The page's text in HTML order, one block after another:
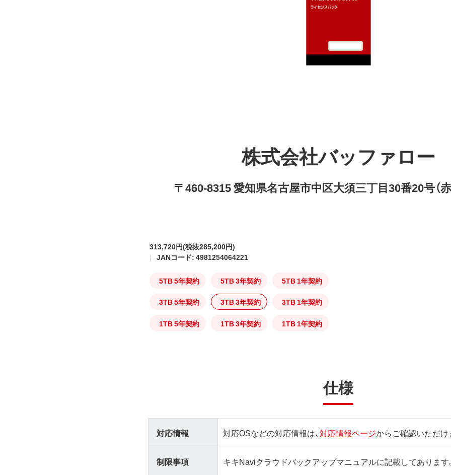
株式会社バッファロー
〒460-8315 愛知県名古屋市中区大須三丁目30番20号（
313,720円(税抜285,200円)
JANコード: 4981254064221
5TB 5年契約 5TB 3年契約 5TB 1年契約
3TB 5年契約 3TB 3年契約 3TB 1年契約
1TB 5年契約 1TB 3年契約 1TB 1年契約
仕様
対応情報 対応OSなどの対応情報は、対応情報ページからご確認いただけ
制限事項 キキNaviクラウドバックアップマニュアルに記載してあります